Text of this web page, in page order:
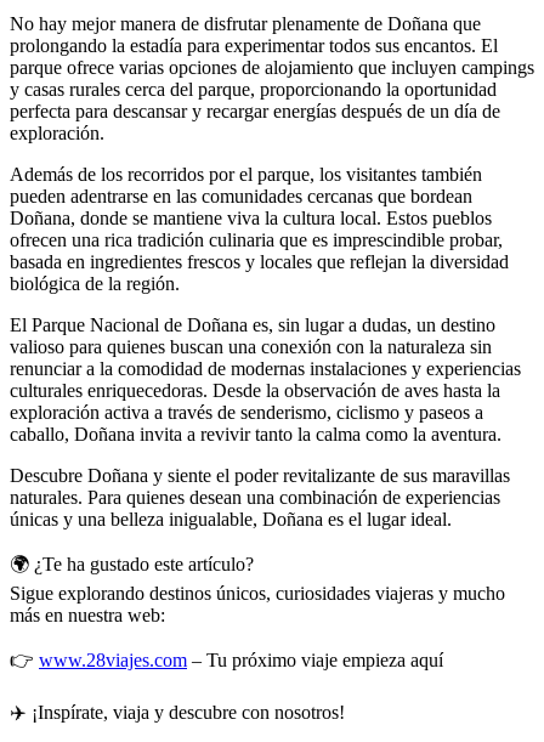
No hay mejor manera de disfrutar plenamente de Doñana que
prolongando la estadía para experimentar todos sus encantos. El
parque ofrece varias opciones de alojamiento que incluyen campings
y casas rurales cerca del parque, proporcionando la oportunidad
perfecta para descansar y recargar energías después de un día de
exploración.
Además de los recorridos por el parque, los visitantes también
pueden adentrarse en las comunidades cercanas que bordean
Doñana, donde se mantiene viva la cultura local. Estos pueblos
ofrecen una rica tradición culinaria que es imprescindible probar,
basada en ingredientes frescos y locales que reflejan la diversidad
biológica de la región.
El Parque Nacional de Doñana es, sin lugar a dudas, un destino
valioso para quienes buscan una conexión con la naturaleza sin
renunciar a la comodidad de modernas instalaciones y experiencias
culturales enriquecedoras. Desde la observación de aves hasta la
exploración activa a través de senderismo, ciclismo y paseos a
caballo, Doñana invita a revivir tanto la calma como la aventura.
Descubre Doñana y siente el poder revitalizante de sus maravillas
naturales. Para quienes desean una combinación de experiencias
únicas y una belleza inigualable, Doñana es el lugar ideal.
🌍 ¿Te ha gustado este artículo?
Sigue explorando destinos únicos, curiosidades viajeras y mucho
más en nuestra web:
👉 www.28viajes.com – Tu próximo viaje empieza aquí
✈️ ¡Inspírate, viaja y descubre con nosotros!